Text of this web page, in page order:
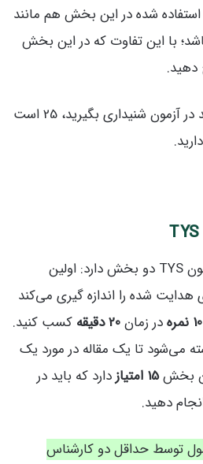
استفاده شده در این بخش هم مانند
با این تفاوت که در این بخش
دهید.
حداکثر نمره‌ای که می‌توانید در آزمون شنیداری بگیرید، 25 است
تست نوشتن (رایتینگ) آزمون TYS دو بخش دارد: اولین
شده را اندازه گیری می‌کند
10 نمره در زمان
کسب کنید.
می‌شود تا یک مقاله در مورد یک
بخش15 امتیاز
دارد که باید در
دهید.
توسط حداقل دو کارشناس